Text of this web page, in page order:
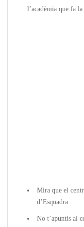
l’acadèmia que fa
Mira que el
d’Esquadra
No t’apuntis al